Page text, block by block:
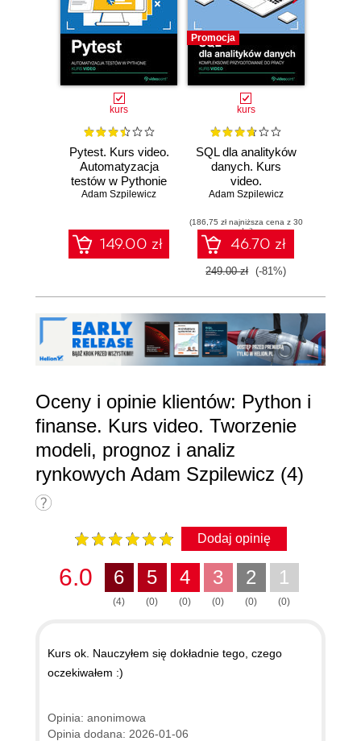
kurs
Pytest. Kurs video.
Automatyzacja
testów w Pythonie
Adam Szpilewicz
149.00 zł
Promocja
kurs
SQL dla analityków
danych. Kurs
video.
Kompleksowe
pracy
Adam Szpilewicz
(186,75 zł najniższa cena z 30
dni)
46.70 zł
249.00 zł (-81%)
Oceny i opinie klientów: Python i
finanse. Kurs video. Tworzenie
modeli, prognoz i analiz
rynkowych Adam Szpilewicz (4)
Dodaj opinię
6.0 6
(4)
5
(0)
4
(0)
3
(0)
2
(0)
1
(0)
Kurs ok. Nauczyłem się dokładnie tego, czego
oczekiwałem :)
Opinia: anonimowa
Opinia dodana: 2026-01-06